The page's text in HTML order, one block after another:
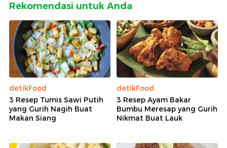
Rekomendasi untuk Anda
detikFood
3 Resep Tumis Sawi Putih
yang Gurih Nagih Buat
Makan Siang
detikFood
3 Resep Ayam Bakar
Bumbu Meresap yang Gurih
Nikmat Buat Lauk